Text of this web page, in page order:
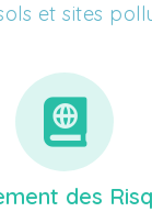
et sites
des